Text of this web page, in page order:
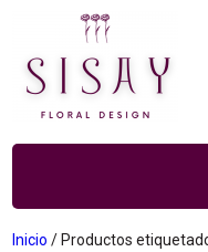
Inicio / Productos